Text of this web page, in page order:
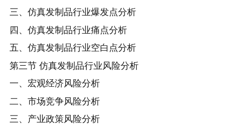
三、仿真发制品行业爆发点分析
四、仿真发制品行业痛点分析
五、仿真发制品行业空白点分析
第三节 仿真发制品行业风险分析
一、宏观经济风险分析
二、市场竞争风险分析
三、产业政策风险分析